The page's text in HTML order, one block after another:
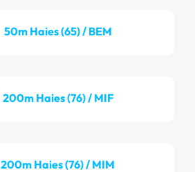
50m Haies (65) / BEM
200m Haies (76) / MIF
200m Haies (76) / MIM